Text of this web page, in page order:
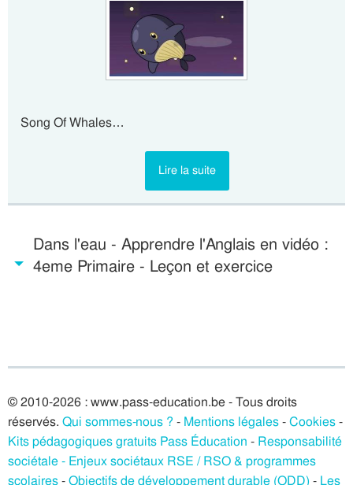
Song Of Whales…
Lire la suite
Dans l'eau - Apprendre l'Anglais en vidéo :
4eme Primaire - Leçon et exercice
© 2010-2026 : www.pass-education.be - Tous droits
réservés. Qui sommes-nous ? - Mentions légales-Cookies-
Kits pédagogiques gratuits Pass Éducation - Responsabilité
sociétale - Enjeux sociétaux RSE / RSO & programmes
scolaires-Objectifs de développement durable (ODD) - Les